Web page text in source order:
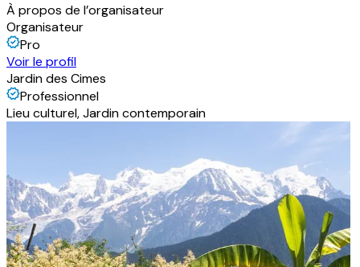
À propos de l’organisateur
Organisateur
Pro
Voir le profil
Jardin des Cimes
Professionnel
Lieu culturel, Jardin contemporain